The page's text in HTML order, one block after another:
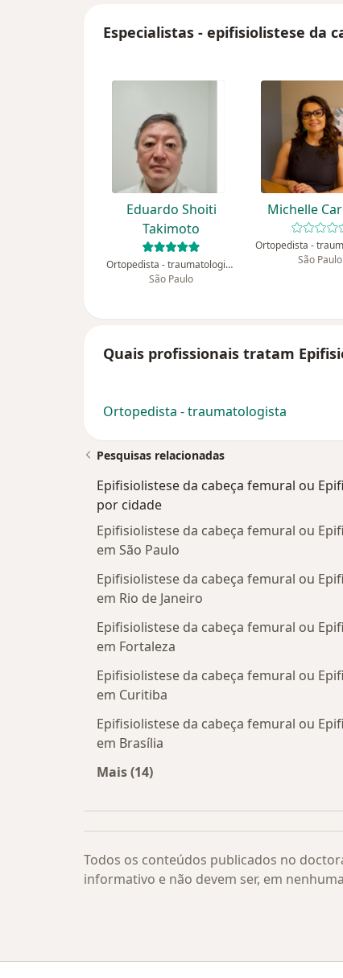
Especialistas - epifisiolistese da
Eduardo Shoiti
Takimoto
Ortopedista - traumatologista
São Paulo
Michelle
São Paulo
Quais profissionais tratam
Ortopedista - traumatologista
Pesquisas relacionadas
Epifisiolistese da cabeça femural ou
por cidade
Epifisiolistese da cabeça femural ou
em São Paulo
Epifisiolistese da cabeça femural ou
em Rio de Janeiro
Epifisiolistese da cabeça femural ou
em Fortaleza
Epifisiolistese da cabeça femural ou
em Curitiba
Epifisiolistese da cabeça femural ou
em Brasília
Mais (14)
Todos os conteúdos publicados no
informativo e não devem ser, em